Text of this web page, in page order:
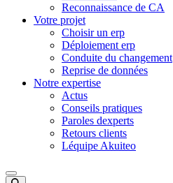
Reconnaissance de CA
Votre projet
Choisir un erp
Déploiement erp
Conduite du changement
Reprise de données
Notre expertise
Actus
Conseils pratiques
Paroles dexperts
Retours clients
Léquipe Akuiteo